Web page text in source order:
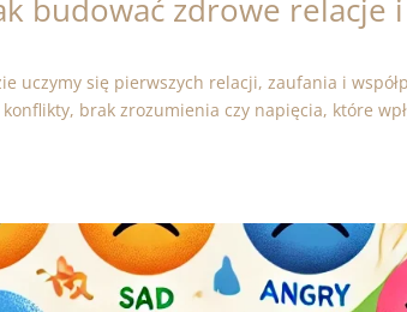
budować zdrowe relacje i
uczymy się pierwszych relacji, zaufania i
brak zrozumienia czy napięcia, które